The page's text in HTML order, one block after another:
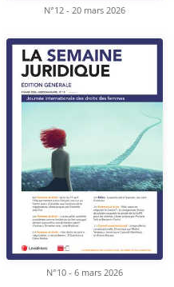
N°12 - 20 mars 2026
N°10 - 6 mars 2026